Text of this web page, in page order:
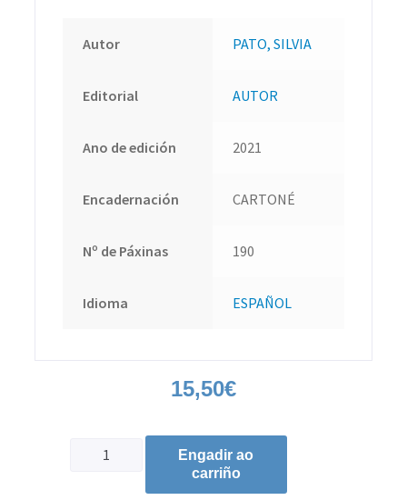
Autor PATO, SILVIA
Editorial AUTOR
Ano de edición 2021
Encadernación CARTONÉ
Nº de Páxinas 190
Idioma ESPAÑOL
15,50€
Engadir ao
carriño